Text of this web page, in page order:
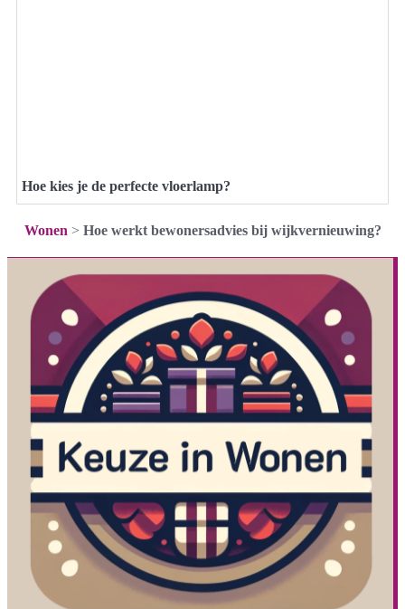
Hoe kies je de perfecte vloerlamp?
Wonen > Hoe werkt bewonersadvies bij wijkvernieuwing?